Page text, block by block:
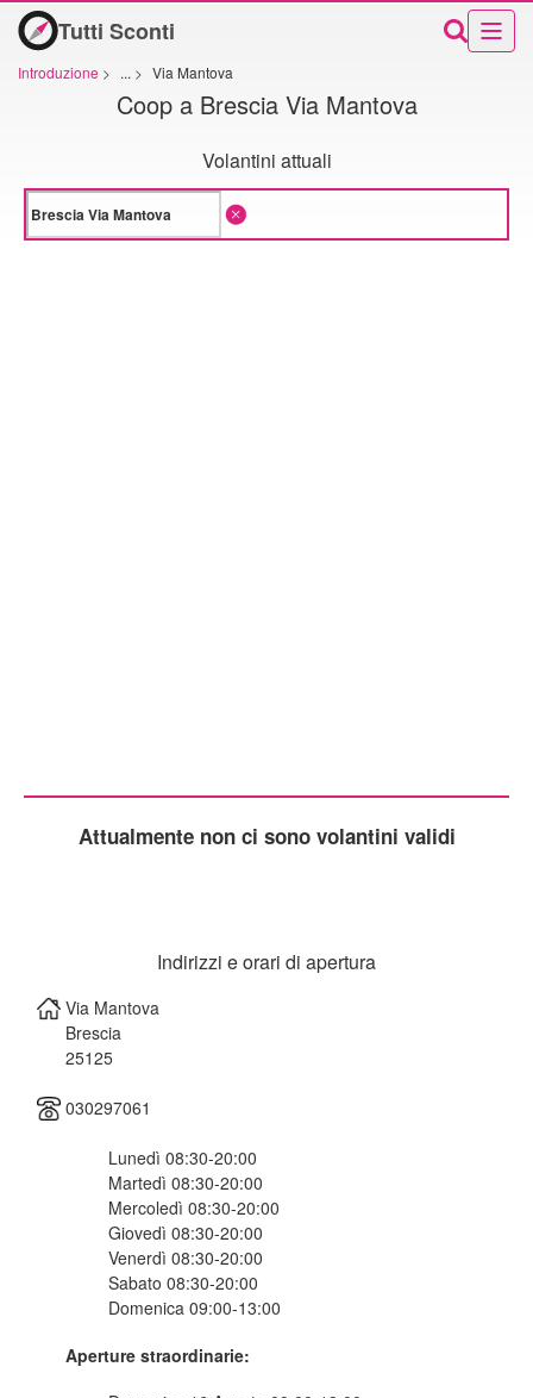
Tutti Sconti
Introduzione > ... > Via Mantova
Coop a Brescia Via Mantova
Volantini attuali
Attualmente non ci sono volantini validi
Indirizzi e orari di apertura
Via Mantova
Brescia
25125
030297061
Lunedì 08:30-20:00
Martedì 08:30-20:00
Mercoledì 08:30-20:00
Giovedì 08:30-20:00
Venerdì 08:30-20:00
Sabato 08:30-20:00
Domenica 09:00-13:00
Aperture straordinarie: